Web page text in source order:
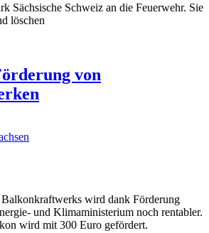
Sächsische Schweiz an die Feuerwehr. Sie
löschen
von
wird dank Förderung
und Klimaministerium noch rentabler.
wird mit 300 Euro gefördert.